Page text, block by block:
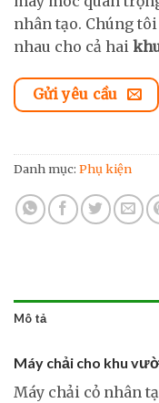
nhân tạo. Chúng
nhau cho cả hai
Gửi yêu cầu
Danh mục: Phụ kiện
Mô tả
Máy chải cho khu
Máy chải cỏ nhân